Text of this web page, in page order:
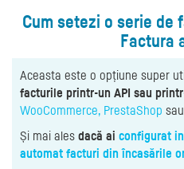
Cum setezi o serie
Factura
Aceasta este o opțiune super
facturile printr-un API sau
WooCommerce, PrestaShop sau
Și mai ales dacă ai configurat
automat facturi din încasările